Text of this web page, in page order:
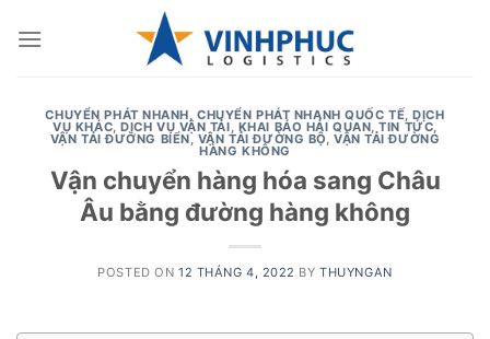
CHUYỂN PHÁT NHANH,CHUYỂN PHÁT NHANH QUỐC TẾ,DỊCH
VỤ KHÁC,DỊCH VỤ VẬN TẢI, KHAI BÁO HẢI QUAN,TIN TỨC,
VẬN TẢI ĐƯỜNG BIỂN, VẬN TẢI ĐƯỜNG BỘ,VẬN TẢI ĐƯỜNG
HÀNG KHÔNG
Vận chuyển hàng hóa sang Châu
Âu bằng đường hàng không
POSTED ON 12 THÁNG 4, 2022 BYTHUYNGAN